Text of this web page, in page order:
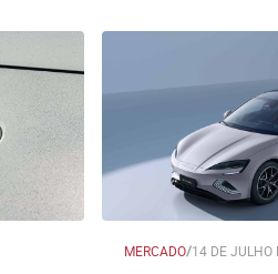
MERCADO/14 DE JULHO